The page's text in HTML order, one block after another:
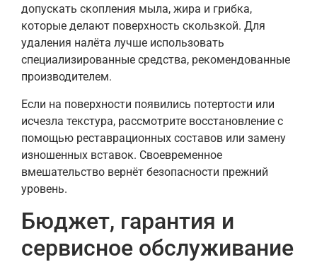
допускать скопления мыла, жира и грибка,
которые делают поверхность скользкой. Для
удаления налёта лучше использовать
специализированные средства, рекомендованные
производителем.
Если на поверхности появились потертости или
исчезла текстура, рассмотрите восстановление с
помощью реставрационных составов или замену
изношенных вставок. Своевременное
вмешательство вернёт безопасности прежний
уровень.
Бюджет, гарантия и
сервисное обслуживание